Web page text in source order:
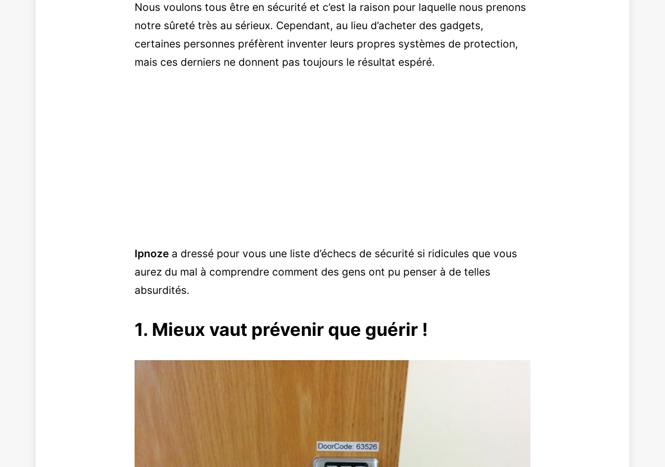
Nous voulons tous être en sécurité et c’est la raison pour laquelle nous prenons
notre sûreté très au sérieux. Cependant, au lieu d’acheter des gadgets,
certaines personnes préfèrent inventer leurs propres systèmes de protection,
mais ces derniers ne donnent pas toujours le résultat espéré.
Ipnoze a dressé pour vous une liste d’échecs de sécurité si ridicules que vous
aurez du mal à comprendre comment des gens ont pu penser à de telles
absurdités.
1. Mieux vaut prévenir que guérir !